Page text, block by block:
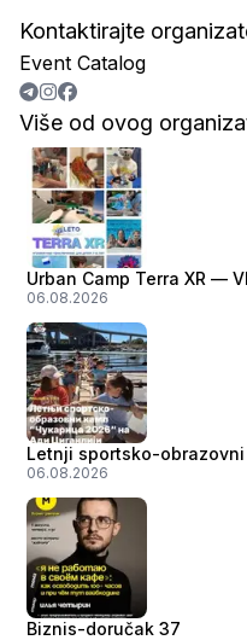
Kontaktirajte
Event Catalog
Više od ovog
Urban Camp Terra XR —
06.08.2026
Letnji sportsko-
06.08.2026
Biznis-doručak 37